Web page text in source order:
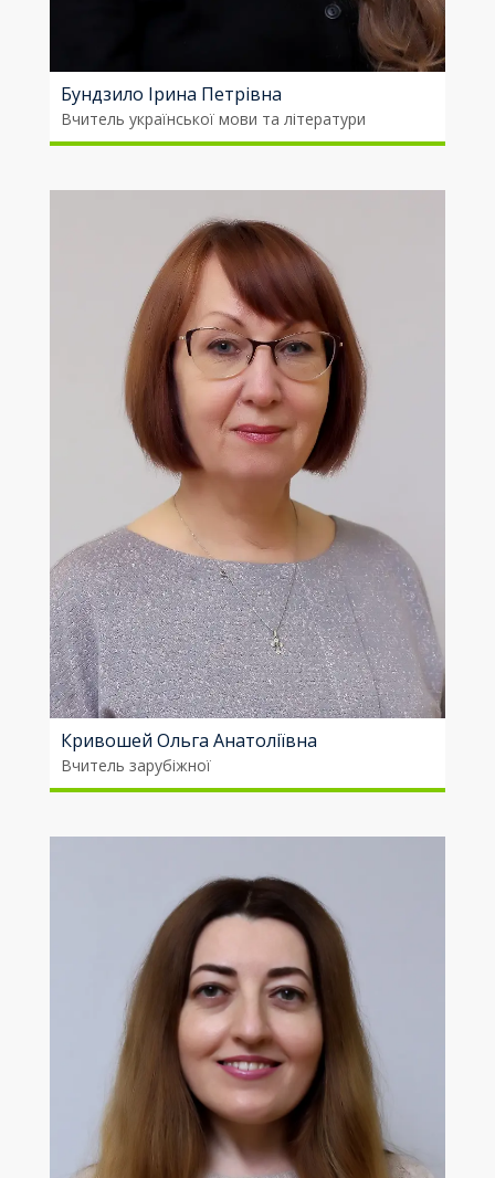
Бундзило Ірина Петрівна
Вчитель української мови та літератури
Кривошей Ольга Анатоліївна
Вчитель зарубіжної